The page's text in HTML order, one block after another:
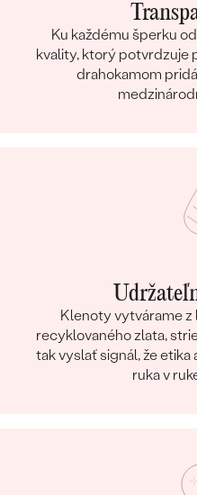
Ku každému šperku
kvality, ktorý potvrdzuje
drahokamom
Klenoty vytvárame
recyklovaného zlata,
tak vyslať signál, že
ruka v